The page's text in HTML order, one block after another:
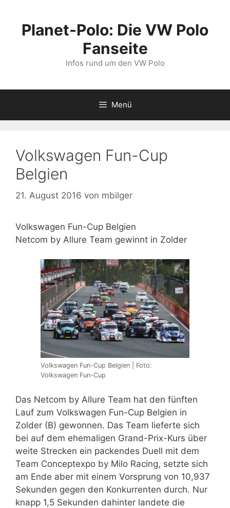
springenPlanet-Polo: Die VW Polo
Fanseite
Infos rund um den VW Polo
Menü
Volkswagen Fun-Cup
Belgien
21. August 2016 von mbilger
Volkswagen Fun-Cup Belgien
Netcom by Allure Team gewinnt in Zolder
Volkswagen Fun-Cup Belgien | Foto:
Volkswagen Fun-Cup
Das Netcom by Allure Team hat den fünften
Lauf zum Volkswagen Fun-Cup Belgien in
Zolder (B) gewonnen. Das Team lieferte sich
bei auf dem ehemaligen Grand-Prix-Kurs über
weite Strecken ein packendes Duell mit dem
Team Conceptexpo by Milo Racing, setzte sich
am Ende aber mit einem Vorsprung von 10,937
Sekunden gegen den Konkurrenten durch. Nur
knapp 1,5 Sekunden dahinter landete die